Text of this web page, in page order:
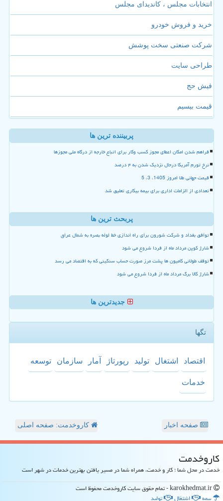
انتخابات مجلس ، کاندیدای مجلس
خرید و فروش خودرو
شرکت صنعتی سخت پوشش
طراحی سایت
فیش حج
قیمت بیسیم
پربیننده ترین ها
فراهم شدن امکان اعطای مجوز کسب وکار برای اتباع خارجه از درگاه ملی مجوزها
نرخ تورم آمریکا درحال نزدیک شدن به ۴ درصد
قیمت جهانی طلا امروز 1405، 3، 5
تعدادی از الزامات اداری برای بیمه بیکاری تعلیق شد
پربحث ترین ها
توافق بغداد و شرکت شورون برای راه اندازی خط لوله بصره به شمال عراق
شارژ کوپن مرداد ماه از فردا شروع می شود
توقف طولانی کامیون ها پشت مرز صورت حساب سنگینی که به اقتصاد می رسد
شارژ کالا برگ مرداد ماه از فردا شروع می شود
جدیدترین ها
تگها
اقتصاد اشتغال تولید رپورتاژ آمار سازمان توسعه
خدمات
صفحه اخبار کاروخدمت: صفحه اصلی
كاروخدمت
خدمت در محل شما ؛ کار و خدمت، همراه شما در مسیر یافتن بهترین خدمات در شهر است
بیمه
اشتغال تولید